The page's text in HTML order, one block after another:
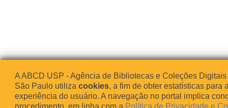
A ABCD USP - Agência de Bibliotecas e Coleções
São Paulo utiliza cookies, a fim de obter estatísticas para
experiência do usuário. A navegação no portal implica
procedimento, em linha com a Política de Privacidade e